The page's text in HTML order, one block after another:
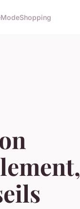
ModeShopping